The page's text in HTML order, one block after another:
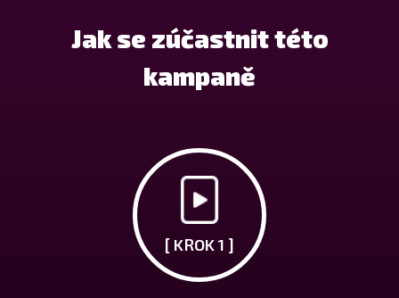
Jak se zúčastnit této
kampaně
[ KROK 1 ]